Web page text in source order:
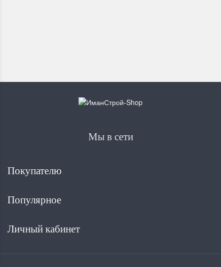
Мы в сети
Покупателю
Популярное
Личный кабинет